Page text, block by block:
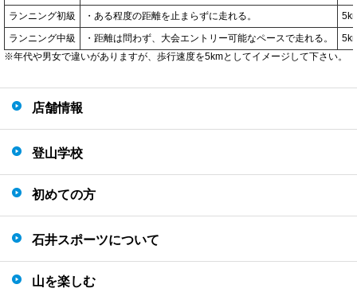
ランニング初級
・ある程度の距離を止まらずに走れる。
ランニング中級
・距離は問わず、大会エントリー可能なペースで走れる。
※年代や男女で違いがありますが、歩行速度を5kmとしてイメージして下さい。
店舗情報
登山学校
初めての方
石井スポーツについて
山を楽しむ